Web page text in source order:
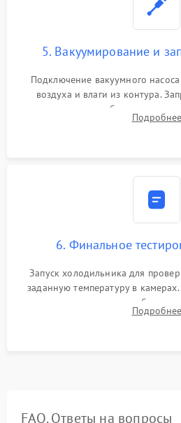
5. Вакуумирование и
Подключение вакуумного
воздуха и влаги из контура.
дозированным объемом
электронным весам. КонтрольПодробнее
6. Финальное
Запуск холодильника для
заданную температуру в
компрессора, отсутствия
срабатывания системыПодробнее
FAQ. Ответы на вопросы